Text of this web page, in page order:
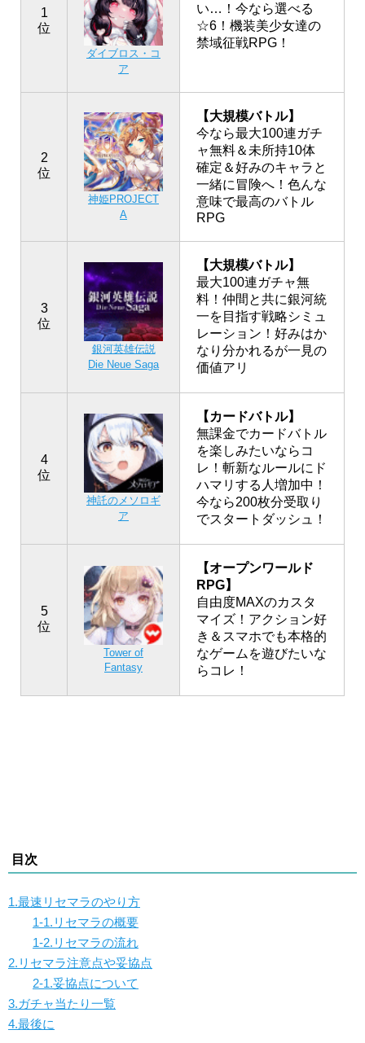
1
位
ダイブロス・コ
ア
い…！今なら選べる
☆6！機装美少女達の
禁域征戦RPG！
2
位
神姫PROJECT
A
【大規模バトル】
今なら最大100連ガチ
ャ無料＆未所持10体
確定＆好みのキャラと
一緒に冒険へ！色んな
意味で最高のバトル
RPG
3
位
銀河英雄伝説
Die Neue Saga
【大規模バトル】
最大100連ガチャ無
料！仲間と共に銀河統
一を目指す戦略シミュ
レーション！好みはか
なり分かれるが一見の
価値アリ
4
位
神託のメソロギ
ア
【カードバトル】
無課金でカードバトル
を楽しみたいならコ
レ！斬新なルールにド
ハマリする人増加中！
今なら200枚分受取り
でスタートダッシュ！
5
位
Tower of
Fantasy
【オープンワールド
RPG】
自由度MAXのカスタ
マイズ！アクション好
き＆スマホでも本格的
なゲームを遊びたいな
らコレ！
目次
1.最速リセマラのやり方
1-1.リセマラの概要
1-2.リセマラの流れ
2.リセマラ注意点や妥協点
2-1.妥協点について
3.ガチャ当たり一覧
4.最後に